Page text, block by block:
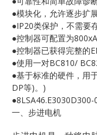
●模块化，允许逐步扩
●IP20类保护，不需要
●控制器可配置为
●控制器已获得完整的
●使用一对BC810/
●基于标准的硬件，用
DP等)。)
一、步进电机